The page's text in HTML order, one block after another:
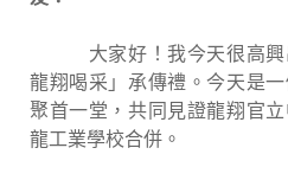
大家好！我今天很高興
龍翔喝采」承傳禮。今天是
聚首一堂，共同見證龍翔官
龍工業學校合併。